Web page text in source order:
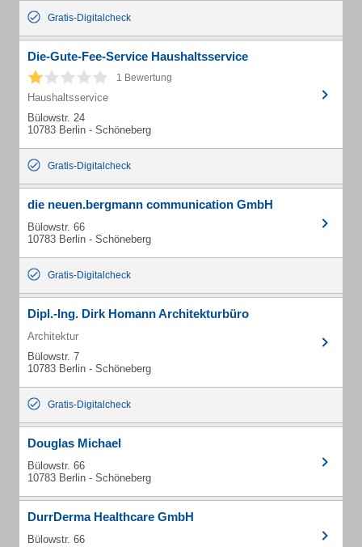
Gratis-Digitalcheck
Die-Gute-Fee-Service Haushaltsservice
1 Bewertung
Haushaltsservice
Bülowstr. 24
10783 Berlin - Schöneberg
Gratis-Digitalcheck
die neuen.bergmann communication GmbH
Bülowstr. 66
10783 Berlin - Schöneberg
Gratis-Digitalcheck
Dipl.-Ing. Dirk Homann Architekturbüro
Architektur
Bülowstr. 7
10783 Berlin - Schöneberg
Gratis-Digitalcheck
Douglas Michael
Bülowstr. 66
10783 Berlin - Schöneberg
DurrDerma Healthcare GmbH
Bülowstr. 66